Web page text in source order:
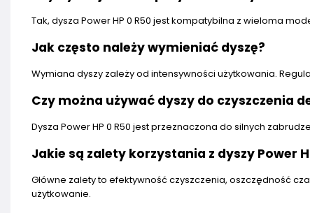
Tak, dysza Power HP 0 R50 jest kompatybilna z wieloma
Jak często należy wymieniać dyszę?
Wymiana dyszy zależy od intensywności użytkowania.
Czy można używać dyszy do czyszczenia
Dysza Power HP 0 R50 jest przeznaczona do silnych
Jakie są zalety korzystania z dyszy Power
Główne zalety to efektywność czyszczenia, oszczędność
użytkowanie.